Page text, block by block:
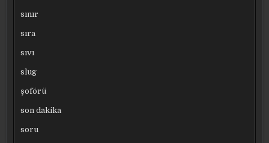
sınır
sıra
sıvı
slug
şoförü
son dakika
soru